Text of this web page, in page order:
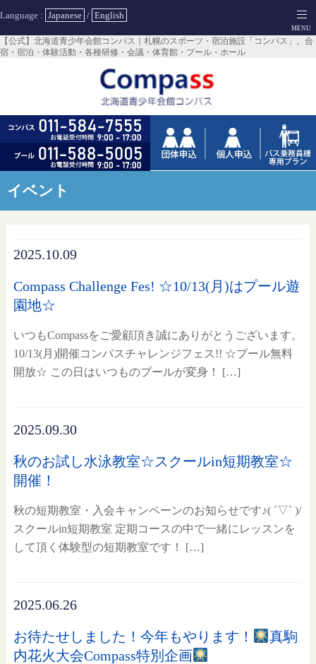
【公式】北海道青少年会館コンパス｜札幌のスポーツ・宿泊施設「コンパス」。合
宿・宿泊・体験活動・各種研修・会議・体育館・プール・ホール
Language : Japanese / English
イベント
2025.10.09
Compass Challenge Fes! ☆10/13(月)はプール遊
園地☆
いつもCompassをご愛顧頂き誠にありがとうございます。
10/13(月)開催コンパスチャレンジフェス!! ☆プール無料
開放☆ この日はいつものプールが変身！ […]
2025.09.30
秋のお試し水泳教室☆スクールin短期教室☆
開催！
秋の短期教室・入会キャンペーンのお知らせです♪( ´▽` )/
スクールin短期教室 定期コースの中で一緒にレッスンを
して頂く体験型の短期教室です！ […]
2025.06.26
お待たせしました！今年もやります！
真駒
内花火大会Compass特別企画